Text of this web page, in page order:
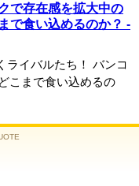
で存在感を拡大中の
で食い込めるのか？ -
ライバルたち！ バンコ
こまで食い込めるの